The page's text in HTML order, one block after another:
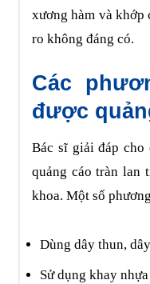
xương hàm và khớp
ro không đáng có.
Các
được
Bác sĩ giải đáp
quảng cáo tràn lan
khoa. Một số
Dùng dây thun,
Sử dụng khay